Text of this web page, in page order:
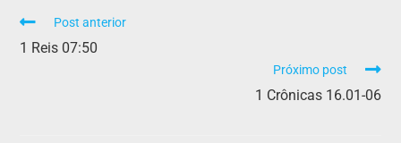
Post anterior
1 Reis 07:50
Próximo post
1 Crônicas 16.01-06